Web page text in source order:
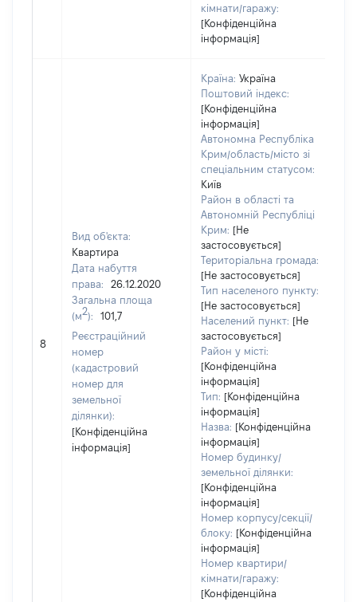
кімнати/гаражу:
[Конфіденційна
інформація]
8
Вид об'єкта:
Квартира
Дата набуття
права:
26.12.2020
Загальна площа
(м2):
101,7
Реєстраційний
номер
(кадастровий
номер для
земельної
ділянки):
[Конфіденційна
інформація]
Країна: Україна
Поштовий індекс:
[Конфіденційна
інформація]
Автономна Республіка
Крим/область/місто зі
спеціальним статусом:
Київ
Район в області та
Автономній Республіці
Крим: [Не
застосовується]
Територіальна громада:
[Не застосовується]
Тип населеного пункту:
[Не застосовується]
Населений пункт: [Не
застосовується]
Район у місті:
[Конфіденційна
інформація]
Тип: [Конфіденційна
інформація]
Назва: [Конфіденційна
інформація]
Номер будинку/
земельної ділянки:
[Конфіденційна
інформація]
Номер корпусу/секції/
блоку: [Конфіденційна
інформація]
Номер квартири/
кімнати/гаражу:
[Конфіденційна